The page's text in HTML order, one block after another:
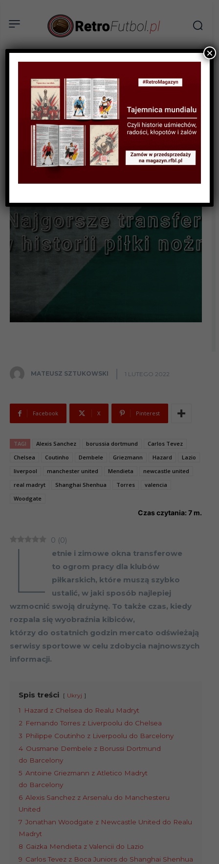
SPORTOWA HISTORIA
RETROFUTBOL EKSTRA
A miało być tak pięknie…
Najgorsze transfery w
historii piłki nożnej
MATEUSZ SZTUKOWSKI 1 LUTEGO 2022
Facebook X Pinterest
TAGI Alexis Sanchez borussia dortmund
Carlos Tevez
Chelsea
Coutinho Dembele Griezmann Hazard
Lazio
liverpool
manchester united Mendieta
newcastle united
real madryt
Shanghai Shenhua Torres
valencia
Woodgate
Czas czytania: 7 m.
0 (0)
L
etnie i zimowe okna transferowe
to ogrom pracy dla klubów
piłkarskich, które muszą szybko
ustalić, w jaki sposób najlepiej
wzmocnić swoją drużynę. To także czas, kiedy
rozpala się wyobraźnia kibiców,
którzy do ostatnich godzin mercato odświeżają
serwisy sportowe w celu zdobycia najnowszych
informacji.
Spis treści Ukryj
1
Hazard z Chelsea do Realu Madryt
2 Fernando Torres z Liverpoolu do Chelsea
3 Philippe Coutinho z Liverpoolu do Barcelony
4 Ousmane Dembele z Borussi Dortmund
do Barcelony
5 Antoine Griezmann z Atletico Madryt
do Barcelony
6 Alexis Sanchez z Arsenalu do Manchesteru
United
7 Jonathan Woodgate z Newcastle United do Realu
Madryt
8 Gaizka Mendieta z Valencii do Lazio
9 Carlos Tevez z Boca Juniors do Shanghai Shenhua
×